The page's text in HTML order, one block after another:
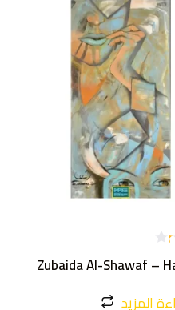
Zubaida Al-Shawaf –
المزيد